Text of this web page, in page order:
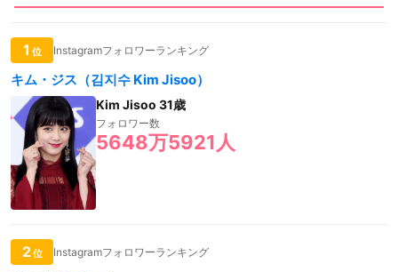
1 位 Instagramフォロワーランキング
キム・ジス（김지수 Kim Jisoo）
Kim Jisoo 31歳
フォロワー数
5648万5921人
2位 Instagramフォロワーランキング